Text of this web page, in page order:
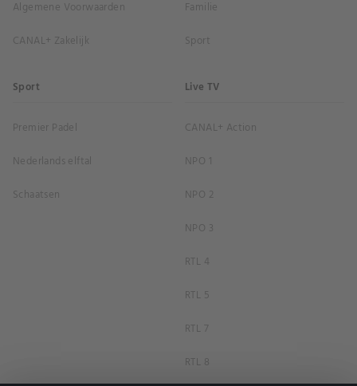
Algemene Voorwaarden
CANAL+ Zakelijk
Familie
Sport
Sport
Premier Padel
Nederlands elftal
Schaatsen
Live TV
CANAL+ Action
NPO 1
NPO 2
NPO 3
RTL 4
RTL 5
RTL 7
RTL 8